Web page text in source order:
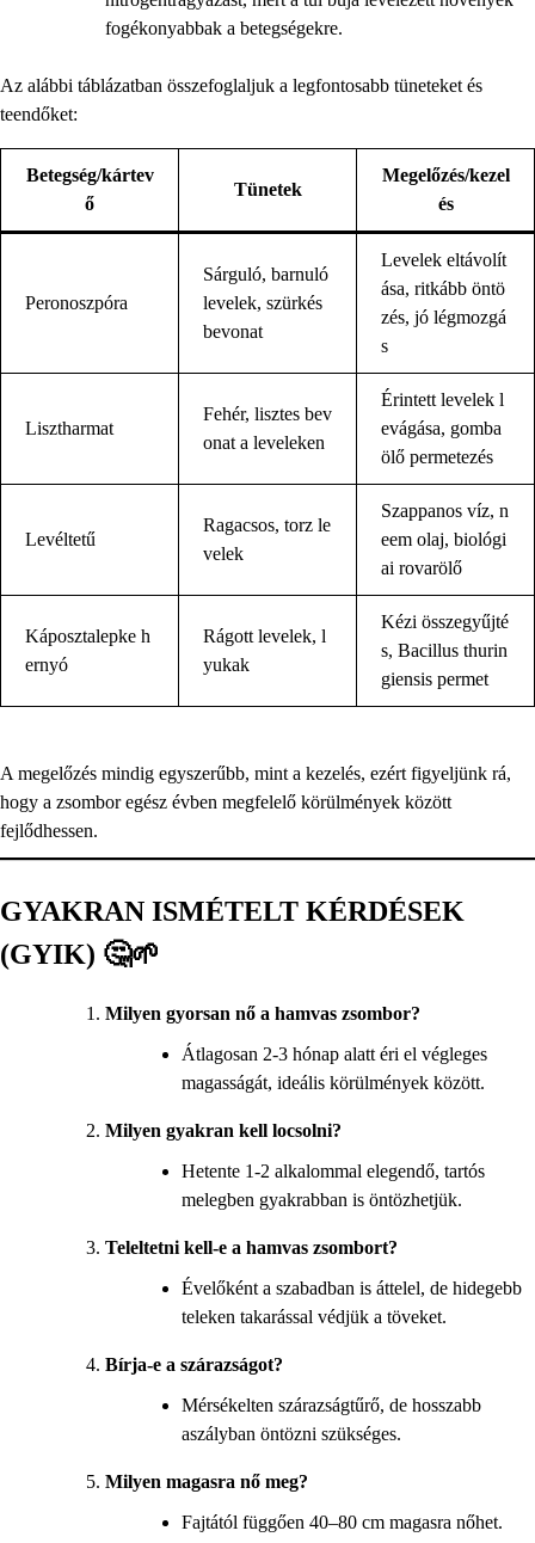
fogékonyabbak a betegségekre.
Az alábbi táblázatban összefoglaljuk a legfontosabb tüneteket és
teendőket:
Betegség/kártev
ő
Tünetek
Megelőzés/kezel
és
Peronoszpóra
Sárguló, barnuló
levelek, szürkés
bevonat
Levelek eltávolít
ása, ritkább öntö
zés, jó légmozgá
s
Lisztharmat
Fehér, lisztes bev
onat a leveleken
Érintett levelek l
evágása, gomba
ölő permetezés
Levéltetű
Ragacsos, torz le
velek
Szappanos víz, n
eem olaj, biológi
ai rovarölő
Káposztalepke h
ernyó
Rágott levelek, l
yukak
Kézi összegyűjté
s, Bacillus thurin
giensis permet
A megelőzés mindig egyszerűbb, mint a kezelés, ezért figyeljünk rá,
hogy a zsombor egész évben megfelelő körülmények között
fejlődhessen.
GYAKRAN ISMÉTELT KÉRDÉSEK
(GYIK) 🤔🌱
Milyen gyorsan nő a hamvas zsombor?
Átlagosan 2-3 hónap alatt éri el végleges
magasságát, ideális körülmények között.
Milyen gyakran kell locsolni?
Hetente 1-2 alkalommal elegendő, tartós
melegben gyakrabban is öntözhetjük.
Teleltetni kell-e a hamvas zsombort?
Évelőként a szabadban is áttelel, de hidegebb
teleken takarással védjük a töveket.
Bírja-e a szárazságot?
Mérsékelten szárazságtűrő, de hosszabb
aszályban öntözni szükséges.
Milyen magasra nő meg?
Fajtától függően 40–80 cm magasra nőhet.